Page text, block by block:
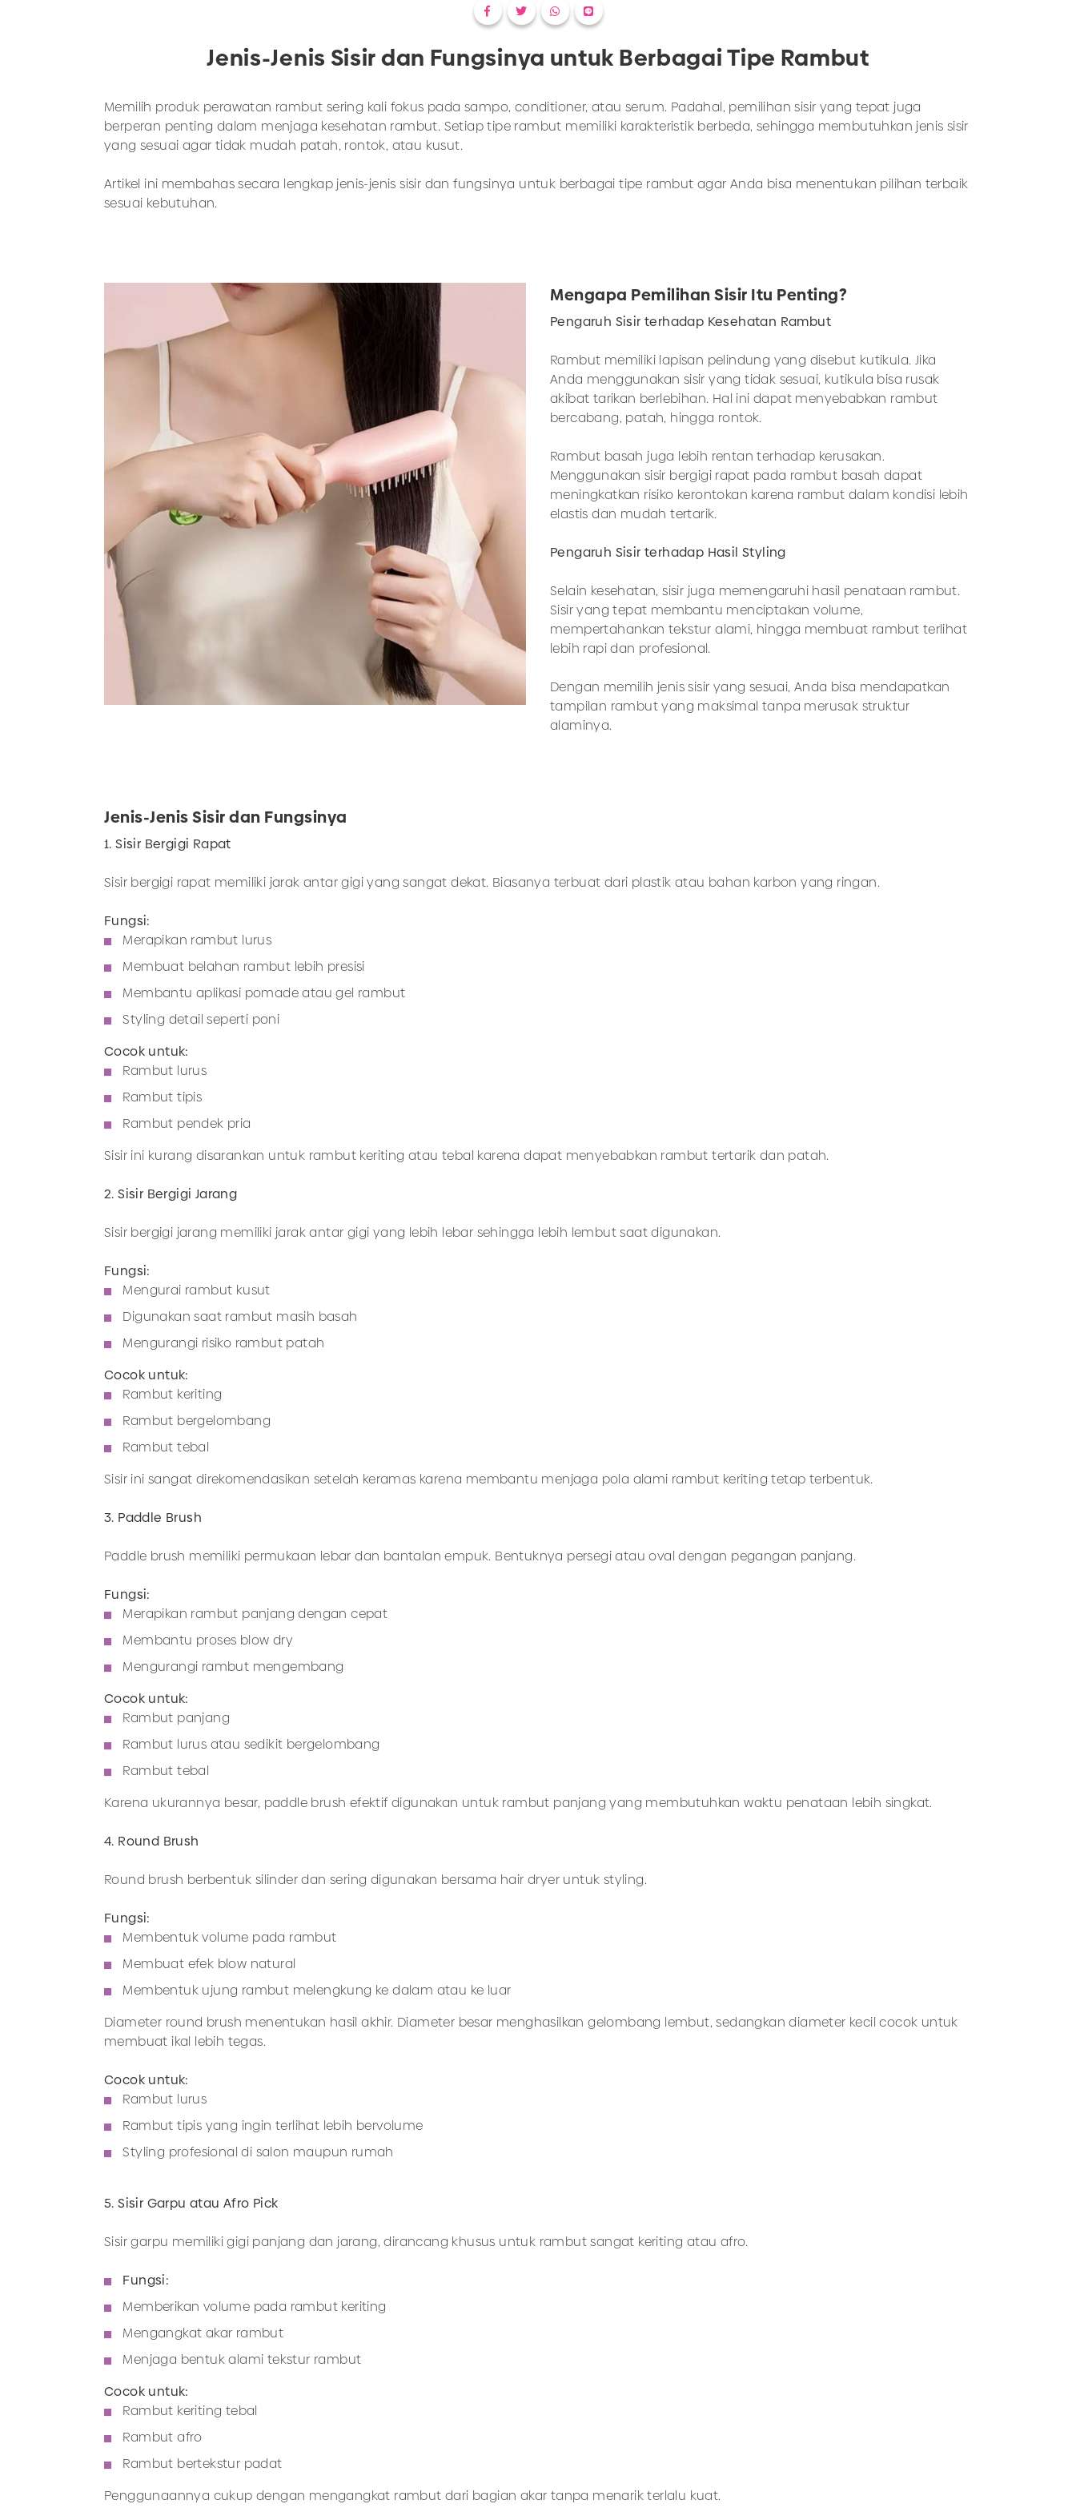
Jenis-Jenis Sisir dan Fungsinya untuk Berbagai Tipe Rambut
Memilih produk perawatan rambut sering kali fokus pada sampo, conditioner, atau serum. Padahal, pemilihan sisir yang tepat juga
berperan penting dalam menjaga kesehatan rambut. Setiap tipe rambut memiliki karakteristik berbeda, sehingga membutuhkan jenis sisir
yang sesuai agar tidak mudah patah, rontok, atau kusut.
Artikel ini membahas secara lengkap jenis-jenis sisir dan fungsinya untuk berbagai tipe rambut agar Anda bisa menentukan pilihan terbaik
sesuai kebutuhan.
Mengapa Pemilihan Sisir Itu Penting?
Pengaruh Sisir terhadap Kesehatan Rambut
Rambut memiliki lapisan pelindung yang disebut kutikula. Jika
Anda menggunakan sisir yang tidak sesuai, kutikula bisa rusak
akibat tarikan berlebihan. Hal ini dapat menyebabkan rambut
bercabang, patah, hingga rontok.
Rambut basah juga lebih rentan terhadap kerusakan.
Menggunakan sisir bergigi rapat pada rambut basah dapat
meningkatkan risiko kerontokan karena rambut dalam kondisi lebih
elastis dan mudah tertarik.
Pengaruh Sisir terhadap Hasil Styling
Selain kesehatan, sisir juga memengaruhi hasil penataan rambut.
Sisir yang tepat membantu menciptakan volume,
mempertahankan tekstur alami, hingga membuat rambut terlihat
lebih rapi dan profesional.
Dengan memilih jenis sisir yang sesuai, Anda bisa mendapatkan
tampilan rambut yang maksimal tanpa merusak struktur
alaminya.
Jenis-Jenis Sisir dan Fungsinya
1. Sisir Bergigi Rapat
Sisir bergigi rapat memiliki jarak antar gigi yang sangat dekat. Biasanya terbuat dari plastik atau bahan karbon yang ringan.
Fungsi:
Merapikan rambut lurus
Membuat belahan rambut lebih presisi
Membantu aplikasi pomade atau gel rambut
Styling detail seperti poni
Cocok untuk:
Rambut lurus
Rambut tipis
Rambut pendek pria
Sisir ini kurang disarankan untuk rambut keriting atau tebal karena dapat menyebabkan rambut tertarik dan patah.
2. Sisir Bergigi Jarang
Sisir bergigi jarang memiliki jarak antar gigi yang lebih lebar sehingga lebih lembut saat digunakan.
Fungsi:
Mengurai rambut kusut
Digunakan saat rambut masih basah
Mengurangi risiko rambut patah
Cocok untuk:
Rambut keriting
Rambut bergelombang
Rambut tebal
Sisir ini sangat direkomendasikan setelah keramas karena membantu menjaga pola alami rambut keriting tetap terbentuk.
3. Paddle Brush
Paddle brush memiliki permukaan lebar dan bantalan empuk. Bentuknya persegi atau oval dengan pegangan panjang.
Fungsi:
Merapikan rambut panjang dengan cepat
Membantu proses blow dry
Mengurangi rambut mengembang
Cocok untuk:
Rambut panjang
Rambut lurus atau sedikit bergelombang
Rambut tebal
Karena ukurannya besar, paddle brush efektif digunakan untuk rambut panjang yang membutuhkan waktu penataan lebih singkat.
4. Round Brush
Round brush berbentuk silinder dan sering digunakan bersama hair dryer untuk styling.
Fungsi:
Membentuk volume pada rambut
Membuat efek blow natural
Membentuk ujung rambut melengkung ke dalam atau ke luar
Diameter round brush menentukan hasil akhir. Diameter besar menghasilkan gelombang lembut, sedangkan diameter kecil cocok untuk
membuat ikal lebih tegas.
Cocok untuk:
Rambut lurus
Rambut tipis yang ingin terlihat lebih bervolume
Styling profesional di salon maupun rumah
5. Sisir Garpu atau Afro Pick
Sisir garpu memiliki gigi panjang dan jarang, dirancang khusus untuk rambut sangat keriting atau afro.
Fungsi:
Memberikan volume pada rambut keriting
Mengangkat akar rambut
Menjaga bentuk alami tekstur rambut
Cocok untuk:
Rambut keriting tebal
Rambut afro
Rambut bertekstur padat
Penggunaannya cukup dengan mengangkat rambut dari bagian akar tanpa menarik terlalu kuat.